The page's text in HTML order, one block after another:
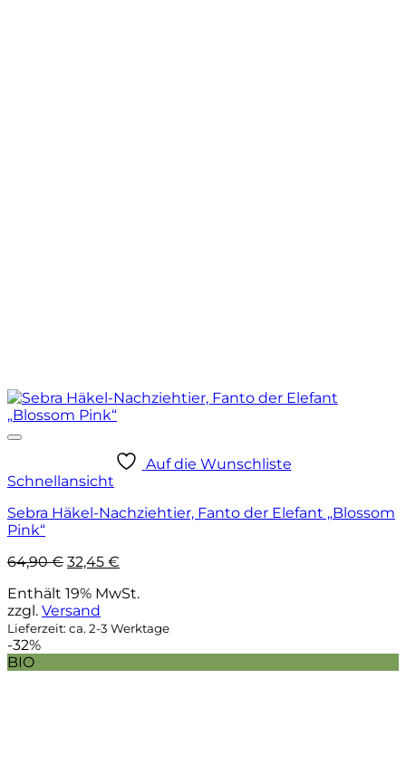
Auf die Wunschliste
Schnellansicht
Sebra Häkel-Nachziehtier, Fanto der Elefant „Blossom
Pink“
64,90€ Ursprünglicher
war:
64,90 €
32,45 €
ist:
Enthält 19% MwSt.
zzgl. Versand
Lieferzeit: ca. 2-3 Werktage
-32%
BIO